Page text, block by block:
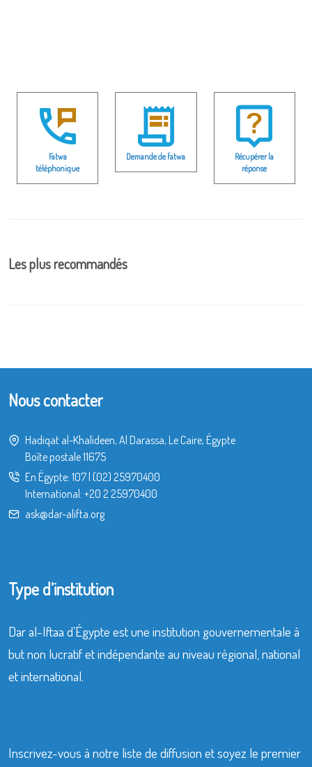
Fatwa
téléphonique
Demande de fatwa
Récupérer la
réponse
Les plus recommandés
Nous contacter
Hadiqat al-Khalideen, Al Darassa, Le Caire, Égypte
Boîte postale 11675
En Égypte: 107| (02) 25970400
International: +20 2 25970400
ask@dar-alifta.org
Type d’institution
Dar al-Iftaa d’Égypte est une institution gouvernementale à
but non lucratif et indépendante au niveau régional, national
et international.
Inscrivez-vous à notre liste de diffusion et soyez le premier